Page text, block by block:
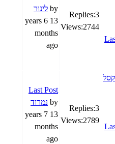
Replies:3
Views:2744
by לינוּר
13 years 6
months
ago
Replies:3
Views:2789
Last Post
by נמרוד
13 years 7
months
ago